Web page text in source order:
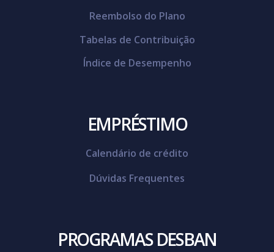
Reembolso do Plano
Tabelas de Contribuição
Índice de Desempenho
EMPRÉSTIMO
Calendário de crédito
Dúvidas Frequentes
PROGRAMAS DESBAN